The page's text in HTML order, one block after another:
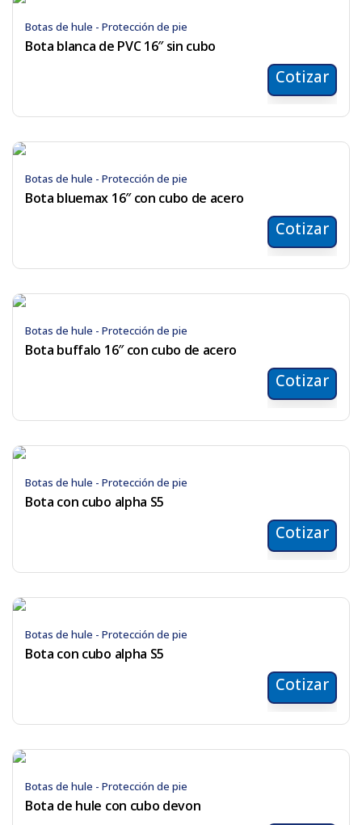
Botas de hule - Protección de pie
Bota blanca de PVC 16″ sin cubo
Cotizar
Botas de hule - Protección de pie
Bota bluemax 16″ con cubo de acero
Cotizar
Botas de hule - Protección de pie
Bota buffalo 16″ con cubo de acero
Cotizar
Botas de hule - Protección de pie
Bota con cubo alpha S5
Cotizar
Botas de hule - Protección de pie
Bota con cubo alpha S5
Cotizar
Botas de hule - Protección de pie
Bota de hule con cubo devon